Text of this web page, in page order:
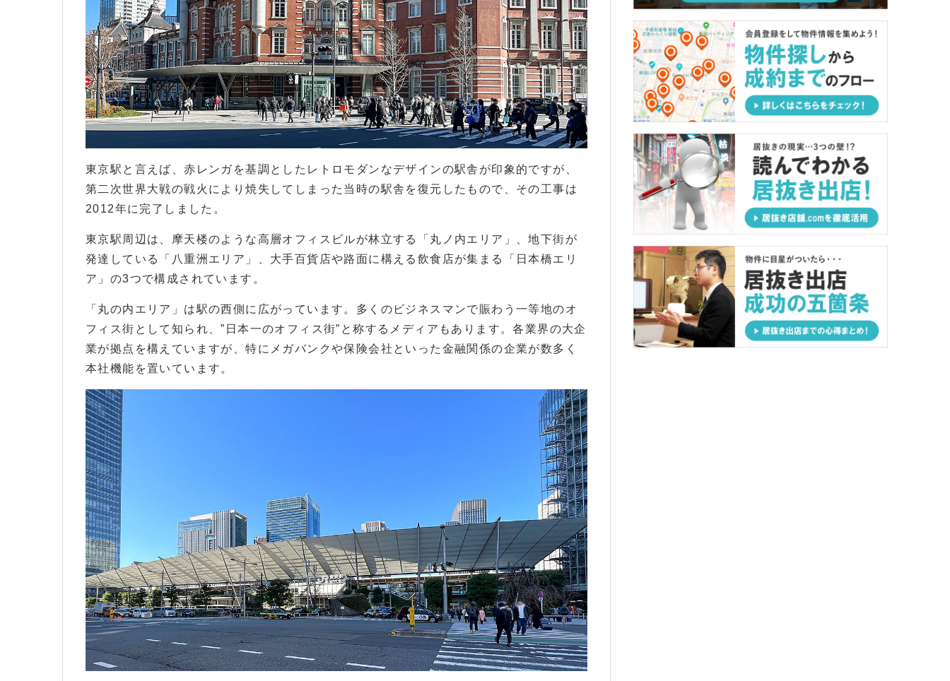
東京駅と言えば、赤レンガを基調としたレトロモダンなデザインの駅舎が印象的ですが、
第二次世界大戦の戦火により焼失してしまった当時の駅舎を復元したもので、その工事は
2012年に完了しました。
東京駅周辺は、摩天楼のような高層オフィスビルが林立する「丸ノ内エリア」、地下街が
発達している「八重洲エリア」、大手百貨店や路面に構える飲食店が集まる「日本橋エリ
ア」の3つで構成されています。
「丸の内エリア」は駅の西側に広がっています。多くのビジネスマンで賑わう一等地のオ
フィス街として知られ、”日本一のオフィス街”と称するメディアもあります。各業界の大企
業が拠点を構えていますが、特にメガバンクや保険会社といった金融関係の企業が数多く
本社機能を置いています。